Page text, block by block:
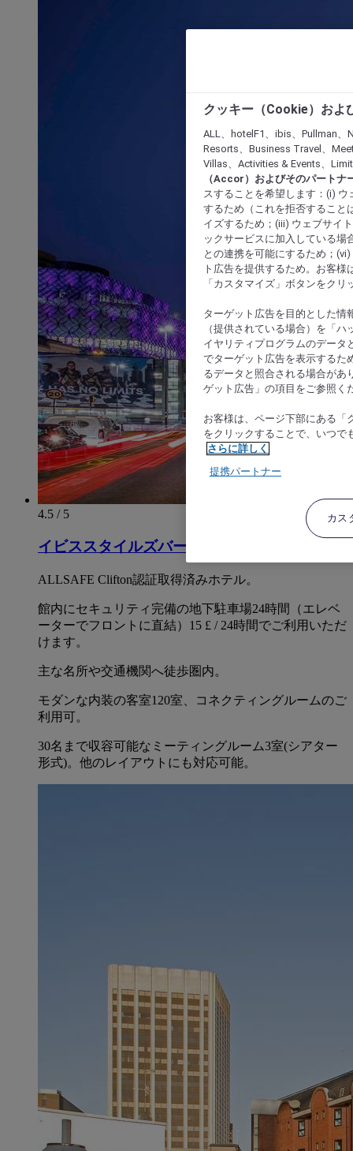
4.5 / 5
イビススタイルズバーミンガムセンター
ALLSAFE Clifton認証取得済みホテル。
館内にセキュリティ完備の地下駐車場24時間（エレベ
ーターでフロントに直結）15 £ / 24時間でご利用いただ
けます。
主な名所や交通機関へ徒歩圏内。
モダンな内装の客室120室、コネクティングルームのご
利用可。
30名まで収容可能なミーティングルーム3室(シアター
形式)。他のレイアウトにも対応可能。
クッキー（Cookie）およ
ALL、hotelF1、ibis、Pullman
Resorts、Business Travel、
Villas、Activities & Events、
（Accor）およびそのパートナ
スすることを希望します：(i)
するため（これを拒否すること
イズするため；(iii) ウェブサイ
ックサービスに加入している場
との連携を可能にするため；
ト広告を提供するため。お客
「カスタマイズ」ボタンをク
ターゲット広告を目的とした情
（提供されている場合）を「
イヤリティプログラムのデータ
でターゲット広告を表示するた
るデータと照合される場合があ
ゲット広告」の項目をご参照く
お客様は、ページ下部にある「
をクリックすることで、いつで
さらに詳しく
提携パートナー
カス